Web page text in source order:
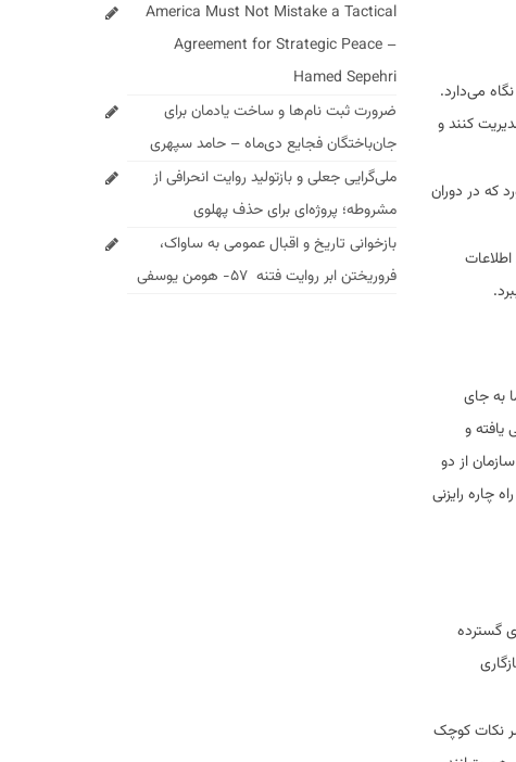
می‌دارد.
کنند و
که در دوران
به جای
یافته و
از دو
چاره رایزنی
گسترده
نکات کوچک
America Must Not Mistake a Tactical
Agreement for Strategic Peace –
Hamed Sepehri
ضرورت ثبت نام‌ها و ساخت یادمان برای
جان‌باختگان فجایع دی‌ماه – حامد سپهری
ملی‌گرایی جعلی و بازتولید روایت انحرافی از
مشروطه؛ پروژه‌ای برای حذف پهلوی
بازخوانی تاریخ و اقبال عمومی به ساواک،
فروریختن ابر روایت فتنه ۵۷- هومن یوسفی